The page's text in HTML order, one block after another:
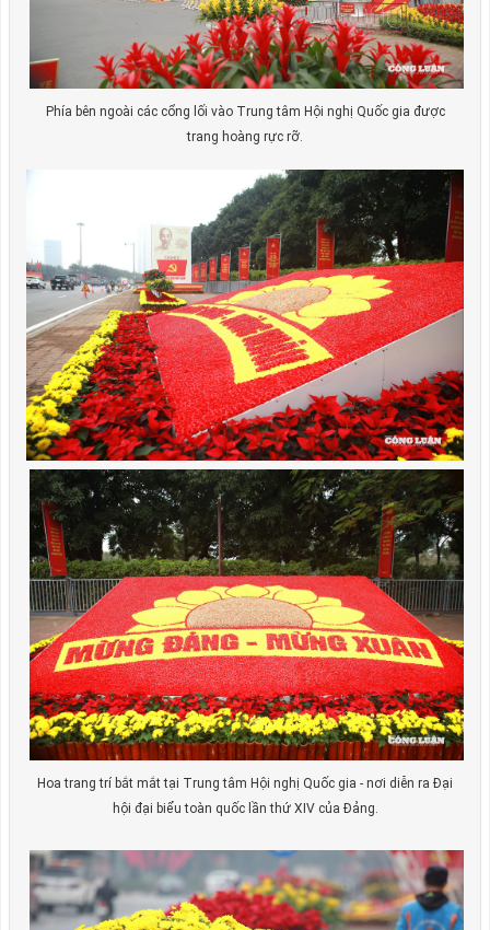
Phía bên ngoài các cổng lối vào Trung tâm Hội nghị Quốc gia được
trang hoàng rực rỡ.
Hoa trang trí bắt mắt tại Trung tâm Hội nghị Quốc gia - nơi diễn ra Đại
hội đại biểu toàn quốc lần thứ XIV của Đảng.